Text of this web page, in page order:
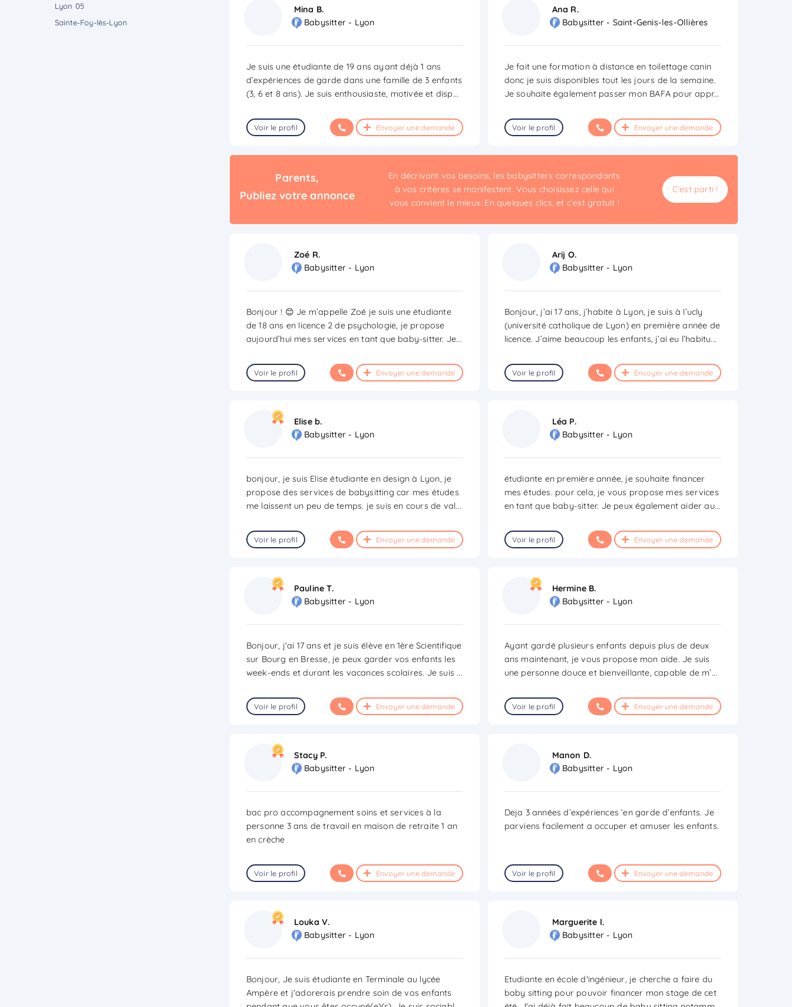
Lyon 05
Sainte-Foy-lès-Lyon
Mina B.
Babysitter - Lyon
Je suis une étudiante de 19 ans ayant déjà 1 ans
d’expériences de garde dans une famille de 3 enfants
(3, 6 et 8 ans). Je suis enthousiaste, motivée et disp...
Voir le profil Envoyer une demande
Ana R.
Babysitter - Saint-Genis-les-Ollières
Je fait une formation à distance en toilettage canin
donc je suis disponibles tout les jours de la semaine.
Je souhaite également passer mon BAFA pour appr...
Voir le profil Envoyer une demande
Parents,
Publiez votre annonce
En décrivant vos besoins, les babysitters correspondants
à vos critères se manifestent. Vous choisissez celle qui
vous convient le mieux. En quelques clics, et c’est gratuit !
C'est parti !
Zoé R.
Babysitter - Lyon
Bonjour ! 😊 Je m’appelle Zoé je suis une étudiante
de 18 ans en licence 2 de psychologie, je propose
aujourd’hui mes services en tant que baby-sitter. Je...
Voir le profil Envoyer une demande
Arij O.
Babysitter - Lyon
Bonjour, j’ai 17 ans, j’habite à Lyon, je suis à l’ucly
(université catholique de Lyon) en première année de
licence. J’aime beaucoup les enfants, j’ai eu l’habitu...
Voir le profil Envoyer une demande
Elise b.
Babysitter - Lyon
bonjour, je suis Elise étudiante en design à Lyon, je
propose des services de babysitting car mes études
me laissent un peu de temps. je suis en cours de val...
Voir le profil Envoyer une demande
Léa P.
Babysitter - Lyon
étudiante en première année, je souhaite financer
mes études. pour cela, je vous propose mes services
en tant que baby-sitter. Je peux également aider au...
Voir le profil Envoyer une demande
Pauline T.
Babysitter - Lyon
Bonjour, j'ai 17 ans et je suis élève en 1ère Scientifique
sur Bourg en Bresse, je peux garder vos enfants les
week-ends et durant les vacances scolaires. Je suis ...
Voir le profil Envoyer une demande
Hermine B.
Babysitter - Lyon
Ayant gardé plusieurs enfants depuis plus de deux
ans maintenant, je vous propose mon aide. Je suis
une personne douce et bienveillante, capable de m’...
Voir le profil Envoyer une demande
Stacy P.
Babysitter - Lyon
bac pro accompagnement soins et services à la
personne 3 ans de travail en maison de retraite 1 an
en crèche
Voir le profil Envoyer une demande
Manon D.
Babysitter - Lyon
Deja 3 années d’expériences ‘en garde d’enfants. Je
parviens facilement a occuper et amuser les enfants.
Voir le profil Envoyer une demande
Louka V.
Babysitter - Lyon
Bonjour, Je suis étudiante en Terminale au lycée
Ampère et j'adorerais prendre soin de vos enfants
Marguerite l.
Babysitter - Lyon
Etudiante en école d'ingénieur, je cherche a faire du
baby sitting pour pouvoir financer mon stage de cet